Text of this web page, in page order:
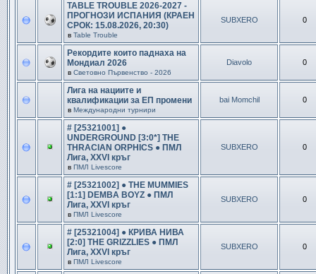
TABLE TROUBLE 2026-2027 -
ПРОГНОЗИ ИСПАНИЯ (КРАЕН
СРОК: 15.08.2026, 20:30)
в Table Trouble
SUBXERO 0
Рекордите които паднаха на
Мондиал 2026
в Световно Първенство - 2026
Diavolo 0
Лига на нациите и
квалификации за ЕП промени
в Международни турнири
bai Momchil 0
# [25321001] ●
UNDERGROUND [3:0*] THE
THRACIAN ORPHICS ● ПМЛ
Лига, XXVI кръг
в ПМЛ Livescore
SUBXERO 0
# [25321002] ● THE MUMMIES
[1:1] DEMBA BOYZ ● ПМЛ
Лига, XXVI кръг
в ПМЛ Livescore
SUBXERO 0
# [25321004] ● КРИВА НИВА
[2:0] THE GRIZZLIES ● ПМЛ
Лига, XXVI кръг
в ПМЛ Livescore
SUBXERO 0